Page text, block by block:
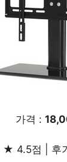
가격 :
★ 4.5점 | 후